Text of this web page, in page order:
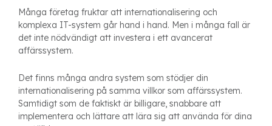
Många företag fruktar att internationalisering och
komplexa IT-system går hand i hand. Men i många fall är
det inte nödvändigt att investera i ett avancerat
affärssystem.
Det finns många andra system som stödjer din
internationalisering på samma villkor som affärssystem.
Samtidigt som de faktiskt är billigare, snabbare att
implementera och lättare att lära sig att använda för dina